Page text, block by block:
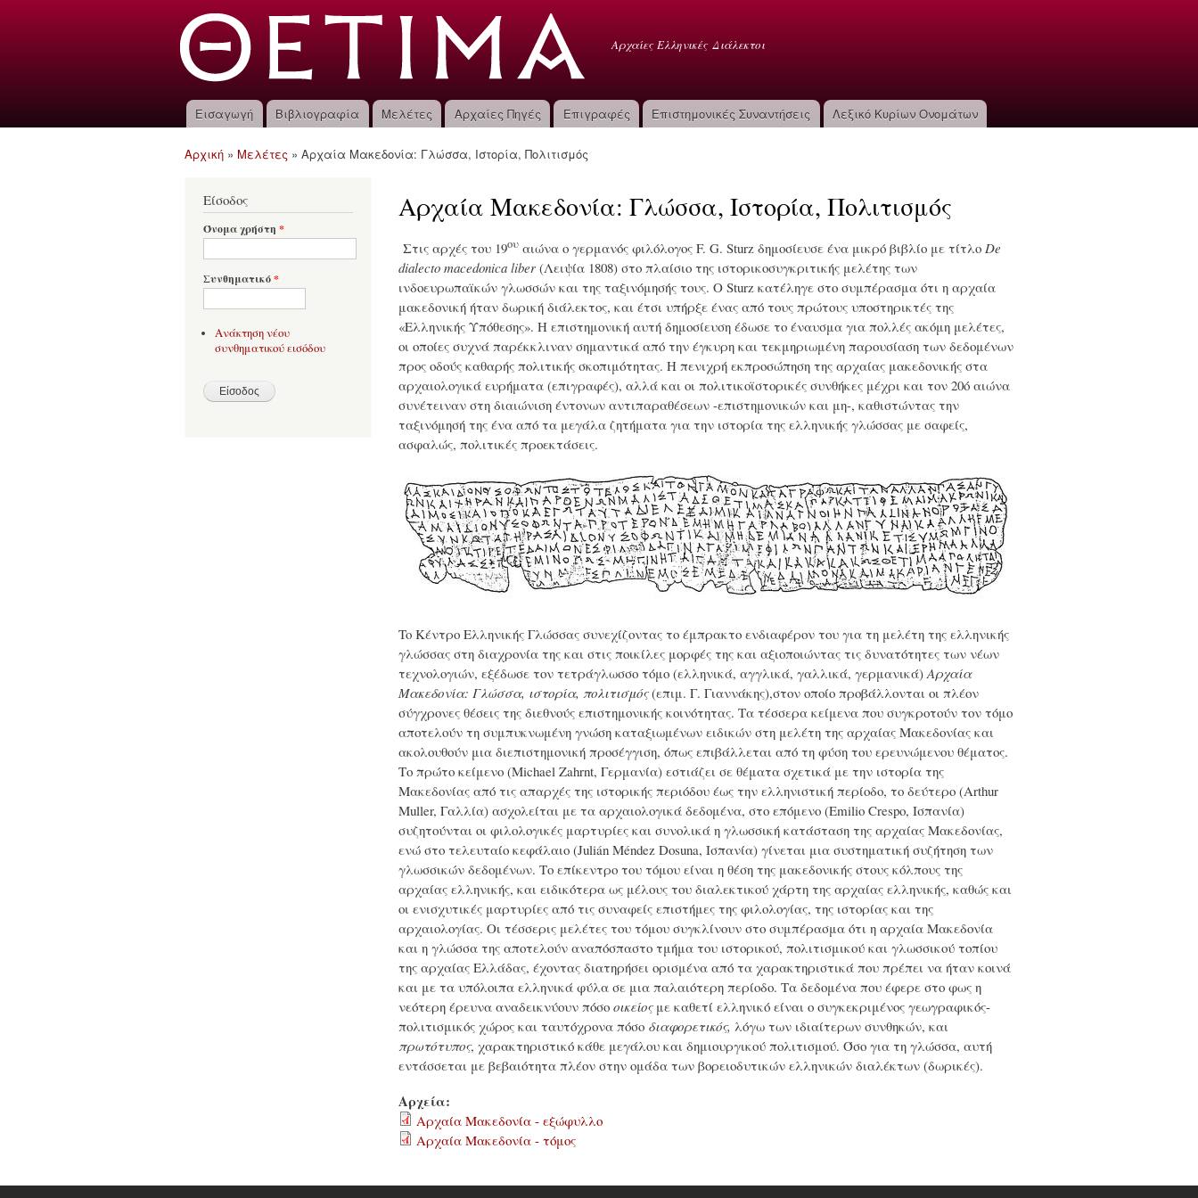
Παράκαμψη
προς το
κυρίως
περιεχόμενο
Θετίμα
Αρχαίες Ελληνικές Διάλεκτοι
Κύριο μενού
Εισαγωγή Βιβλιογραφία Μελέτες Αρχαίες Πηγές Επιγραφές Επιστημονικές Συναντήσεις Λεξικό Κυρίων Ονομάτων
Αρχική » Μελέτες » Αρχαία Μακεδονία: Γλώσσα, Ιστορία, Πολιτισμός
Είσοδος
Όνομα χρήστη *
Συνθηματικό*
Ανάκτηση νέου
συνθηματικού εισόδου
Αρχαία Μακεδονία: Γλώσσα, Ιστορία, Πολιτισμός
Στις αρχές του 19ου αιώνα ο γερμανός φιλόλογος F. G. Sturz δημοσίευσε ένα μικρό βιβλίο με τίτλο De
dialecto macedonica liber (Λειψία 1808) στο πλαίσιο της ιστορικοσυγκριτικής μελέτης των
ινδοευρωπαϊκών γλωσσών και της ταξινόμησής τους. Ο Sturz κατέληγε στο συμπέρασμα ότι η αρχαία
μακεδονική ήταν δωρική διάλεκτος, και έτσι υπήρξε ένας από τους πρώτους υποστηρικτές της
«Ελληνικής Υπόθεσης». Η επιστημονική αυτή δημοσίευση έδωσε το έναυσμα για πολλές ακόμη μελέτες,
οι οποίες συχνά παρέκκλιναν σημαντικά από την έγκυρη και τεκμηριωμένη παρουσίαση των δεδομένων
προς οδούς καθαρής πολιτικής σκοπιμότητας. Η πενιχρή εκπροσώπηση της αρχαίας μακεδονικής στα
αρχαιολογικά ευρήματα (επιγραφές), αλλά και οι πολιτικοϊστορικές συνθήκες μέχρι και τον 20ό αιώνα
συνέτειναν στη διαιώνιση έντονων αντιπαραθέσεων -επιστημονικών και μη-, καθιστώντας την
ταξινόμησή της ένα από τα μεγάλα ζητήματα για την ιστορία της ελληνικής γλώσσας με σαφείς,
ασφαλώς, πολιτικές προεκτάσεις.
To Κέντρο Ελληνικής Γλώσσας συνεχίζοντας το έμπρακτο ενδιαφέρον του για τη μελέτη της ελληνικής
γλώσσας στη διαχρονία της και στις ποικίλες μορφές της και αξιοποιώντας τις δυνατότητες των νέων
τεχνολογιών, εξέδωσε τον τετράγλωσσο τόμο (ελληνικά, αγγλικά, γαλλικά, γερμανικά) Αρχαία
Μακεδονία: Γλώσσα, ιστορία, πολιτισμός(επιμ. Γ. Γιαννάκης),στον οποίο προβάλλονται οι πλέον
σύγχρονες θέσεις της διεθνούς επιστημονικής κοινότητας. Τα τέσσερα κείμενα που συγκροτούν τον τόμο
αποτελούν τη συμπυκνωμένη γνώση καταξιωμένων ειδικών στη μελέτη της αρχαίας Μακεδονίας και
ακολουθούν μια διεπιστημονική προσέγγιση, όπως επιβάλλεται από τη φύση του ερευνώμενου θέματος.
Tο πρώτο κείμενο (Michael Zahrnt, Γερμανία) εστιάζει σε θέματα σχετικά με την ιστορία της
Μακεδονίας από τις απαρχές της ιστορικής περιόδου έως την ελληνιστική περίοδο, το δεύτερο (Arthur
Muller, Γαλλία) ασχολείται με τα αρχαιολογικά δεδομένα, στο επόμενο (Emilio Crespo, Ισπανία)
συζητούνται οι φιλολογικές μαρτυρίες και συνολικά η γλωσσική κατάσταση της αρχαίας Μακεδονίας,
ενώ στο τελευταίο κεφάλαιο (Julián Méndez Dosuna, Ισπανία) γίνεται μια συστηματική συζήτηση των
γλωσσικών δεδομένων. Το επίκεντρο του τόμου είναι η θέση της μακεδονικής στους κόλπους της
αρχαίας ελληνικής, και ειδικότερα ως μέλους του διαλεκτικού χάρτη της αρχαίας ελληνικής, καθώς και
οι ενισχυτικές μαρτυρίες από τις συναφείς επιστήμες της φιλολογίας, της ιστορίας και της
αρχαιολογίας. Οι τέσσερις μελέτες του τόμου συγκλίνουν στο συμπέρασμα ότι η αρχαία Μακεδονία
και η γλώσσα της αποτελούν αναπόσπαστο τμήμα του ιστορικού, πολιτισμικού και γλωσσικού τοπίου
της αρχαίας Ελλάδας, έχοντας διατηρήσει ορισμένα από τα χαρακτηριστικά που πρέπει να ήταν κοινά
και με τα υπόλοιπα ελληνικά φύλα σε μια παλαιότερη περίοδο. Τα δεδομένα που έφερε στο φως η
νεότερη έρευνα αναδεικνύουν πόσο οικείοςμε καθετί ελληνικό είναι ο συγκεκριμένος γεωγραφικός-
πολιτισμικός χώρος και ταυτόχρονα πόσο διαφορετικός, λόγω των ιδιαίτερων συνθηκών, και
πρωτότυπος, χαρακτηριστικό κάθε μεγάλου και δημιουργικού πολιτισμού. Όσο για τη γλώσσα, αυτή
εντάσσεται με βεβαιότητα πλέον στην ομάδα των βορειοδυτικών ελληνικών διαλέκτων (δωρικές).
Αρχεία:
Αρχαία Μακεδονία - εξώφυλλο
Αρχαία Μακεδονία - τόμος